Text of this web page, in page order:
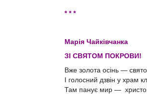
* * *
Марія Чайківчанка
ЗІ СВЯТОМ ПОКРОВИ!
Вже золота осінь —
І голосний дзвін у храм
Там панує мир —